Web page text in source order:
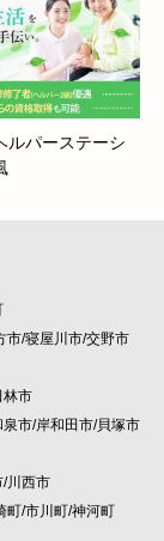
ルパーステーシ
市/寝屋川市/交野市
林市
泉市/岸和田市/貝塚市
/川西市
町/市川町/神河町